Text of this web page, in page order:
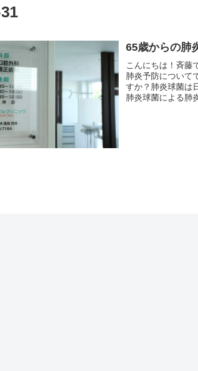
65歳からの肺
こんにちは！斉藤
肺炎予防について
すか？肺炎球菌は
肺炎球菌による肺